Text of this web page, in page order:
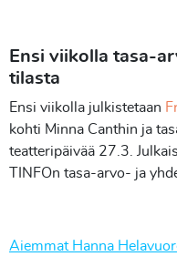
Ensi viikolla tasa-
tilasta
Ensi viikolla julkistetaan
kohti Minna Canthin ja
teatteripäivää 27.3.
TINFOn tasa-arvo- ja
Aiemmat Hanna